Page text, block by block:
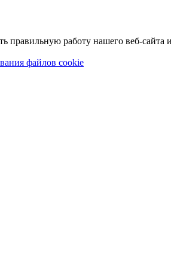
работу нашего веб-сайта
файлов cookie